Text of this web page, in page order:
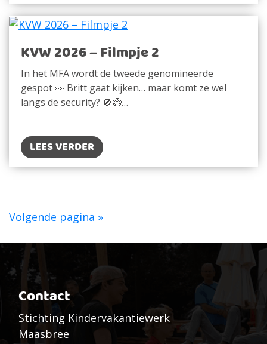
KVW 2026 – Filmpje 2
In het MFA wordt de tweede genomineerde
gespot 👀 Britt gaat kijken… maar komt ze wel
langs de security? 🚫😅…
LEES VERDER
Volgende pagina »
Contact
Stichting Kindervakantiewerk
Maasbree